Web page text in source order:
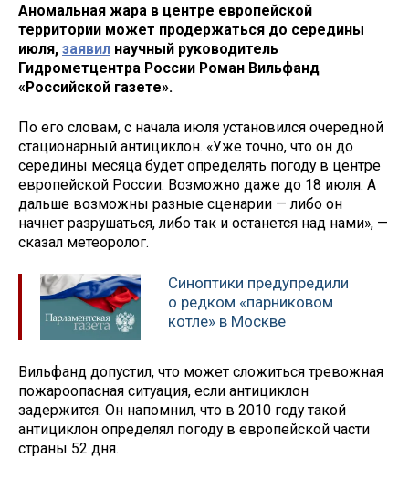
Аномальная жара в центре европейской
территории может продержаться до середины
июля, заявил научный руководитель
Гидрометцентра России Роман Вильфанд
«Российской газете».
По его словам, с начала июля установился очередной
стационарный антициклон. «Уже точно, что он до
середины месяца будет определять погоду в центре
европейской России. Возможно даже до 18 июля. А
дальше возможны разные сценарии — либо он
начнет разрушаться, либо так и останется над нами», —
сказал метеоролог.
Синоптики предупредили
о редком «парниковом
котле» в Москве
Вильфанд допустил, что может сложиться тревожная
пожароопасная ситуация, если антициклон
задержится. Он напомнил, что в 2010 году такой
антициклон определял погоду в европейской части
страны 52 дня.